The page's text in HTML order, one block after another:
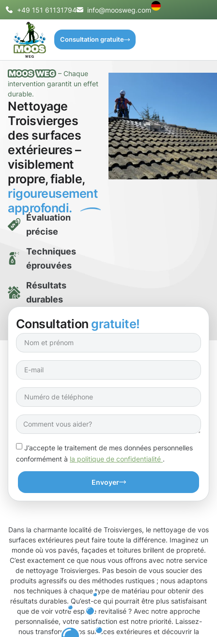
+49 151 61131794 info@moosweg.com
Consultation gratuite
– Chaque
intervention garantit un effet
durable.
Nettoyage
Troisvierges
des surfaces
extérieures –
visiblement
propre, fiable,
rigoureusement
approfondi.
Évaluation
précise
Techniques
éprouvées
Résultats
durables
Essai de
nettoyage gratuit
Consultation gratuite!
J’accepte le traitement de mes données personnelles
conformément à la politique de confidentialité
Envoyer
Dans la charmante localité de Troisvierges, le nettoyage de vos
surfaces extérieures peut faire toute la différence. Imaginez un
monde où vos pavés, façades et toitures brillent de propreté.
C’est exactement ce que nous vous offrons avec notre service
de nettoyage Troisvierges. Pas besoin de vous soucier des
produits agressifs ou des méthodes rustiques ; nous adaptons
nos techniques à chaque type de matériau pour obtenir des
résultats durables. Qu’est-ce qui pourrait être plus satisfaisant
que de voir votre espace revitalisé ? Avec notre approche
personnalisée, votre satisfaction est notre priorité. Laissez-
nous transformer vos surfaces extérieures et découvrir la